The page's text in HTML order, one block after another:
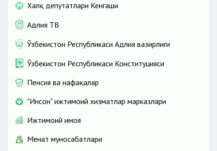
Халқ депутатлари Кенгаши
Адлия ТВ
Ўзбекистон Республикаси Адлия вазирлиги
Ўзбекистон Республикаси Конституцияси
Пенсия ва нафақалар
"Инсон" ижтимоий хизматлар марказлари
Ижтимоий ҳимоя
Меҳнат муносабатлари